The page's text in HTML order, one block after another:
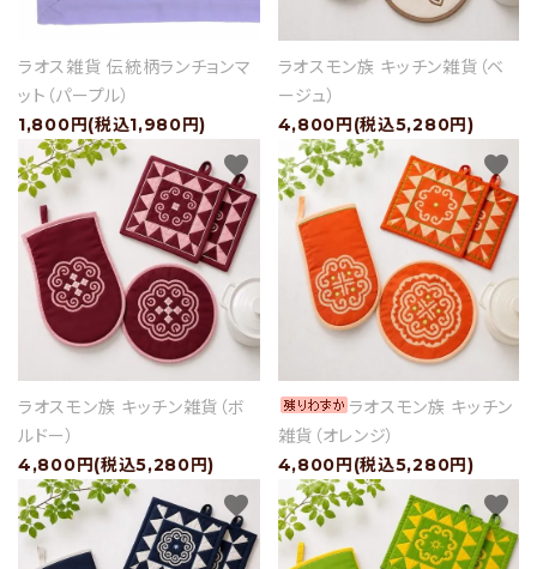
ラオス雑貨 伝統柄ランチョンマ
ット（パープル）
1,800円(税込1,980円)
ラオスモン族 キッチン雑貨（ベ
ージュ）
4,800円(税込5,280円)
ラオスモン族 キッチン雑貨（ボ
ルドー）
4,800円(税込5,280円)
favorite
ラオスモン族 キッチン
雑貨（オレンジ）
4,800円(税込5,280円)
favorite
favorite favorite